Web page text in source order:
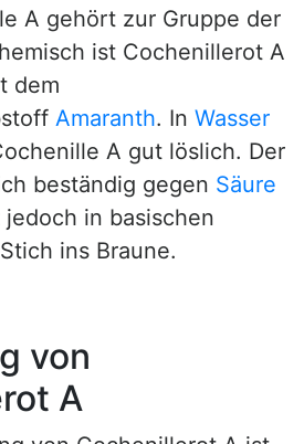
A gehört zur Gruppe der
ist Cochenillerot A
dem
Amaranth. In Wasser
A gut löslich. Der
beständig gegen Säure
in basischen
ins Braune.
von
A